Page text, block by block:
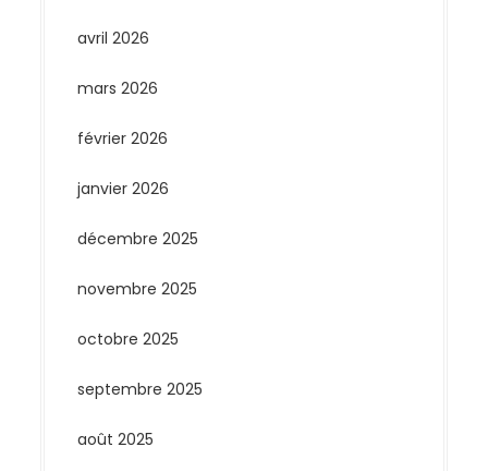
avril 2026
mars 2026
février 2026
janvier 2026
décembre 2025
novembre 2025
octobre 2025
septembre 2025
août 2025